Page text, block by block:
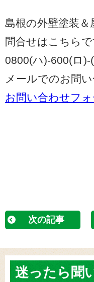
島根の外壁塗装＆
問合せはこちらで
0800(ハ)-600(ロ
メールでのお問
お問い合わせフォ
次の記事
迷ったら 聞